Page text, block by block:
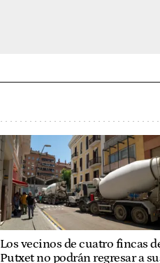
Los vecinos de cuatro fincas
Putxet no podrán regresar a